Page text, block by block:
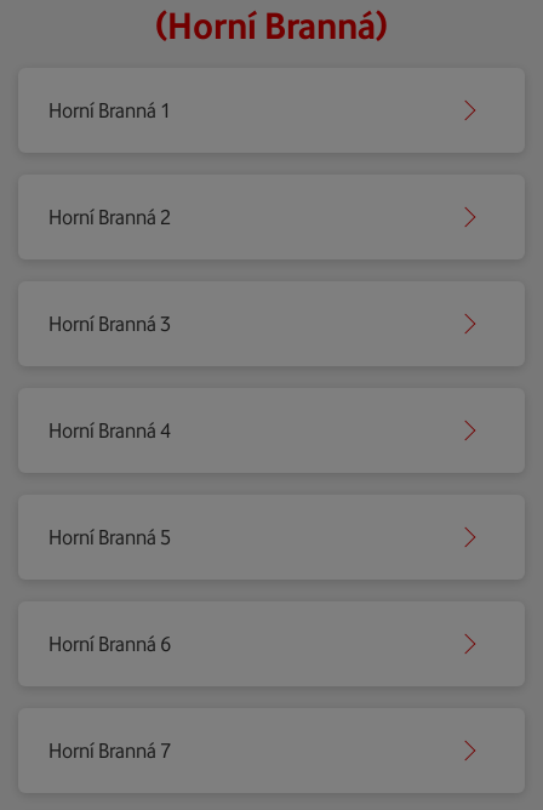
(Horní Branná)
Horní Branná 1
Horní Branná 2
Horní Branná 3
Horní Branná 4
Horní Branná 5
Horní Branná 6
Horní Branná 7